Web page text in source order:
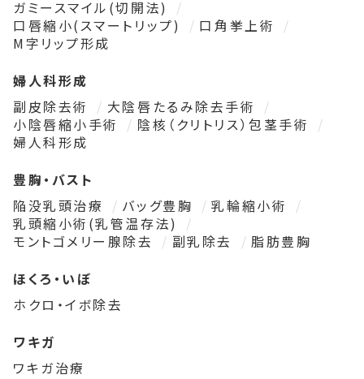
ガミースマイル(切開法)
口唇縮小(スマートリップ)
口角挙上術
M字リップ形成
婦人科形成
副皮除去術
大陰唇たるみ除去手術
小陰唇縮小手術
陰核（クリトリス）包茎手術
婦人科形成
豊胸・バスト
陥没乳頭治療
バッグ豊胸
乳輪縮小術
乳頭縮小術(乳管温存法)
モントゴメリー腺除去
副乳除去
脂肪豊胸
ほくろ・いぼ
ホクロ・イボ除去
ワキガ
ワキガ治療